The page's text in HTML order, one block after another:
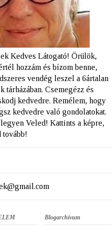
Kedves Látogató! Örülök,
hozzám és bízom benne,
vendég leszel a 6ártalan
tárházában. Csemegézz és
kedvedre. Remélem, hogy
kedvedre való gondolatokat.
Veled! Kattints a képre,
tovább!
Blogarchívum